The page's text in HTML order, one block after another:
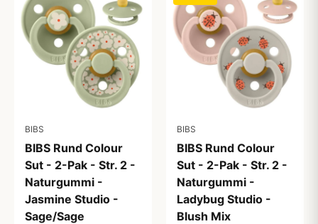
BIBS
BIBS Rund Colour
Sut - 2-Pak - Str. 2 -
Naturgummi -
Jasmine Studio -
Sage/Sage
BIBS
BIBS Rund Colour
Sut - 2-Pak - Str. 2 -
Naturgummi -
Ladybug Studio -
Blush Mix